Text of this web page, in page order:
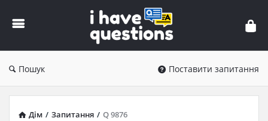
iHaveQuestions
Пошук Поставити запитання
Дім / Запитання / Q 9876